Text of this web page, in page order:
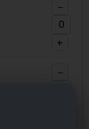
−
+
−